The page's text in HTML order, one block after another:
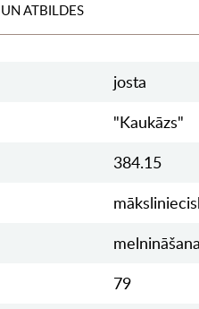
ATBILDES
josta
"Kaukāzs"
384.15
melnināšana
79